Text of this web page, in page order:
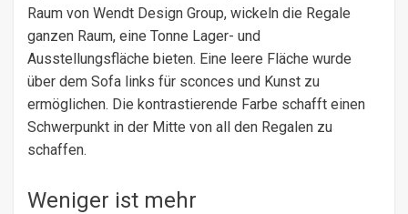
Raum von Wendt Design Group, wickeln die Regale
ganzen Raum, eine Tonne Lager- und
Ausstellungsfläche bieten. Eine leere Fläche wurde
über dem Sofa links für sconces und Kunst zu
ermöglichen. Die kontrastierende Farbe schafft einen
Schwerpunkt in der Mitte von all den Regalen zu
schaffen.
Weniger ist mehr